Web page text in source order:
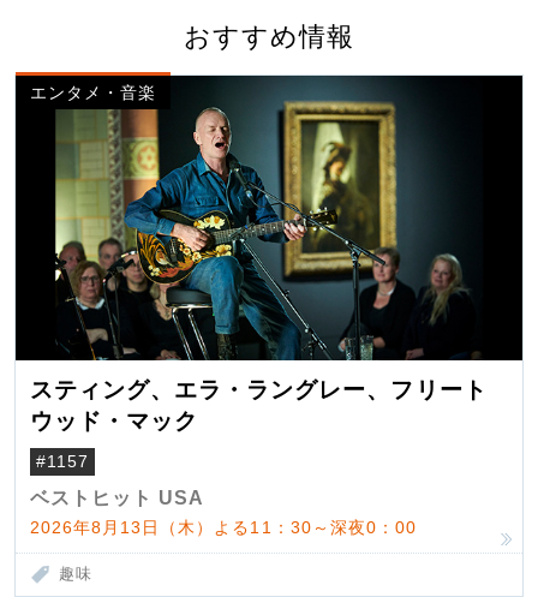
おすすめ情報
エンタメ・音楽
スティング、エラ・ラングレー、フリート
ウッド・マック
#1157
ベストヒット USA
2026年8月13日（木）よる11：30～深夜0：00
趣味